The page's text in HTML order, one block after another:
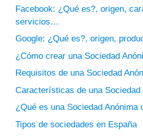
Facebook: ¿Qué es?, origen,
servicios…
Google: ¿Qué es?, origen,
¿Cómo crear una Sociedad
Requisitos de una Sociedad
Características de una Sociedad
¿Qué es una Sociedad Anónima
Tipos de sociedades en España